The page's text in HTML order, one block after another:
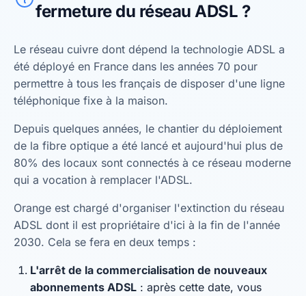
fermeture du réseau ADSL ?
Le réseau cuivre dont dépend la technologie ADSL a
été déployé en France dans les années 70 pour
permettre à tous les français de disposer d'une ligne
téléphonique fixe à la maison.
Depuis quelques années, le chantier du déploiement
de la fibre optique a été lancé et aujourd'hui plus de
80% des locaux sont connectés à ce réseau moderne
qui a vocation à remplacer l'ADSL.
Orange est chargé d'organiser l'extinction du réseau
ADSL dont il est propriétaire d'ici à la fin de l'année
2030. Cela se fera en deux temps :
L'arrêt de la commercialisation de nouveaux
abonnements ADSL : après cette date, vous